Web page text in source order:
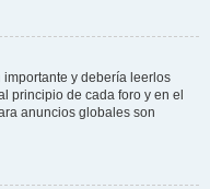
y debería leerlos
principio de cada foro y en el
anuncios globales son